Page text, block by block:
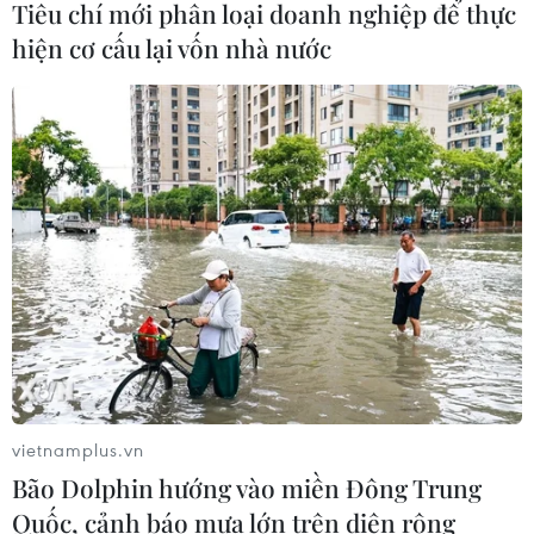
05/08/2026 10:54
Thành phố Hồ Chí Minh: Hàng chục
cột điện án ngữ giữa đường Chu Văn
An
05/08/2026 09:21
Dự án đường bộ cao tốc Gia Nghĩa-
Chơn Thành "đội vốn" hơn 350 tỷ
đồng
05/08/2026 09:06
Tiêu chí mới phân loại doanh nghiệp để thực
hiện cơ cấu lại vốn nhà nước
vietnamplus.vn
Bão Dolphin hướng vào miền Đông Trung
Quốc, cảnh báo mưa lớn trên diện rộng